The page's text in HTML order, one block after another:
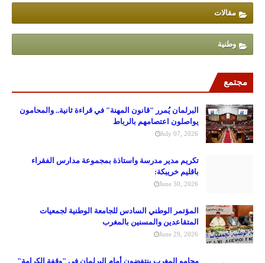
مقالات
وطنية
مجتمع
البرلمان يُمرر "قانون المهنة" في قراءة ثانية.. والمحامون
يواصلون اعتصامهم بالرباط
July 07, 2026
تكريم مدير مدرسة واستاذة بمجموعة مدارس الفقراء
باقليم خريبكة:
June 30, 2026
المؤتمر الوطني السادس للجامعة الوطنية لجمعيات
المتقاعدين والمسنين بالمغرب
June 29, 2026
محامو المغرب ينتفضون أمام البرلمان في "وقفة الكرامة"